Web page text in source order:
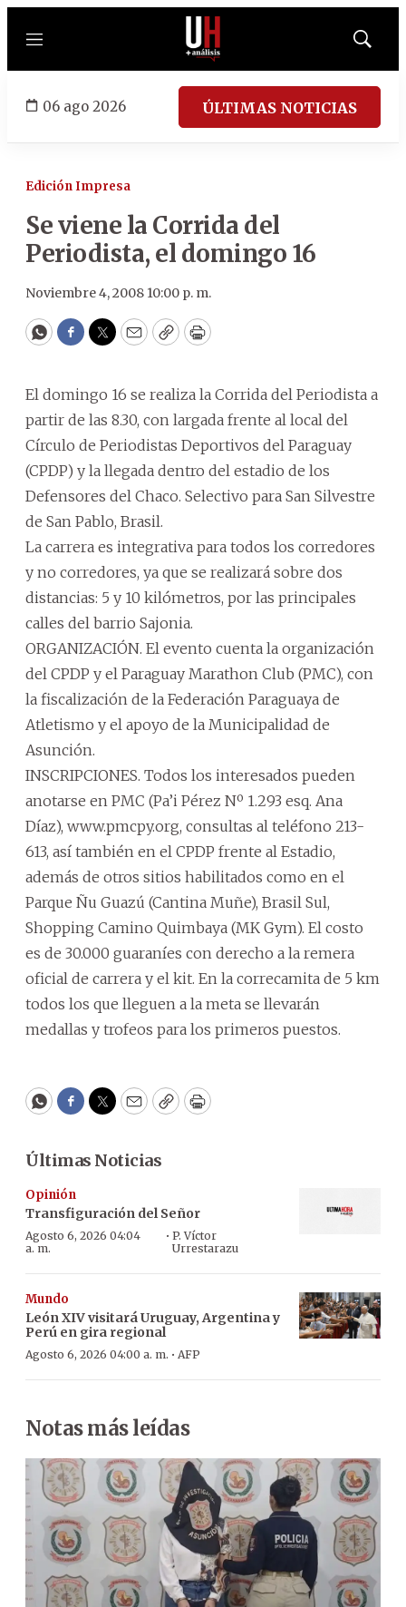
Menú
Mostrar
06 ago 2026 ÚLTIMAS NOTICIAS
Edición Impresa
Se viene la Corrida del
Periodista, el domingo 16
Noviembre 4, 2008 10:00 p. m.
WhatsApp
Facebook
Twitter
EmailCopyPrint
El domingo 16 se realiza la Corrida del Periodista a
partir de las 8.30, con largada frente al local del
Círculo de Periodistas Deportivos del Paraguay
(CPDP) y la llegada dentro del estadio de los
Defensores del Chaco. Selectivo para San Silvestre
de San Pablo, Brasil.
La carrera es integrativa para todos los corredores
y no corredores, ya que se realizará sobre dos
distancias: 5 y 10 kilómetros, por las principales
calles del barrio Sajonia.
ORGANIZACIÓN. El evento cuenta la organización
del CPDP y el Paraguay Marathon Club (PMC), con
la fiscalización de la Federación Paraguaya de
Atletismo y el apoyo de la Municipalidad de
Asunción.
INSCRIPCIONES. Todos los interesados pueden
anotarse en PMC (Pa’i Pérez Nº 1.293 esq. Ana
Díaz), www.pmcpy.org, consultas al teléfono 213-
613, así también en el CPDP frente al Estadio,
además de otros sitios habilitados como en el
Parque Ñu Guazú (Cantina Muñe), Brasil Sul,
Shopping Camino Quimbaya (MK Gym). El costo
es de 30.000 guaraníes con derecho a la remera
oficial de carrera y el kit. En la correcamita de 5 km
todos los que lleguen a la meta se llevarán
medallas y trofeos para los primeros puestos.
WhatsApp
Facebook
Twitter
EmailCopyPrint
Últimas Noticias
Opinión
Transfiguración del Señor
Agosto 6, 2026 04:04
a. m.
· P. Víctor
Urrestarazu
Mundo
León XIV visitará Uruguay, Argentina y
Perú en gira regional
Agosto 6, 2026 04:00 a. m. · AFP
Notas más leídas